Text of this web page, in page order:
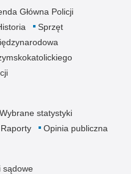
Główna Policji
Sprzęt
Wybrane statystyki
Raporty Opinia publiczna
sądowe